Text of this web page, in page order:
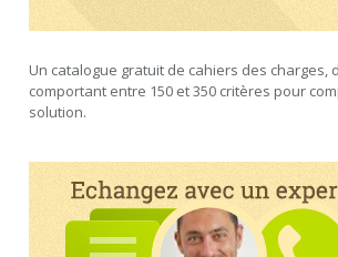
Un catalogue gratuit de cahiers des charges,
comportant entre 150 et 350 critères pour
solution.